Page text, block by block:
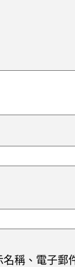
名稱、電子郵